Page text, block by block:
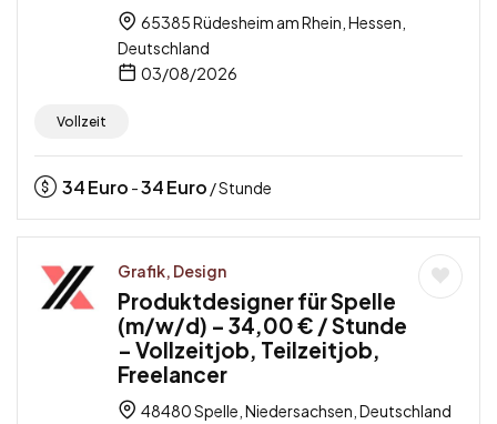
65385 Rüdesheim am Rhein, Hessen,
Deutschland
03/08/2026
Vollzeit
34Euro -34Euro / Stunde
Grafik, Design
Produktdesigner für Spelle
(m/w/d) – 34,00 € / Stunde
– Vollzeitjob, Teilzeitjob,
Freelancer
48480 Spelle, Niedersachsen, Deutschland